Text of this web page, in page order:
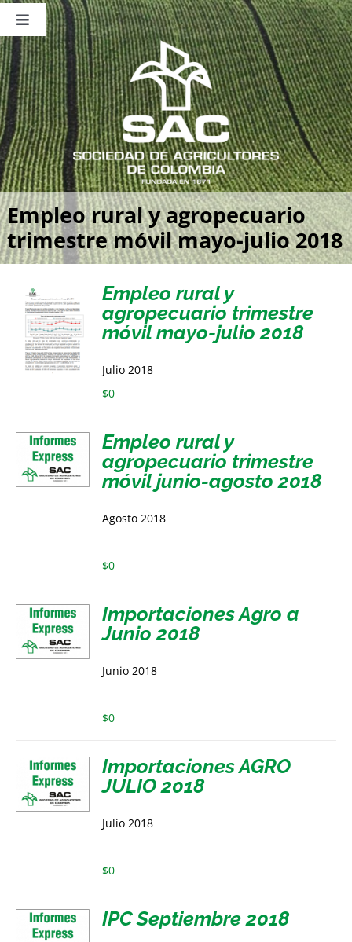
Saltar
contenido
Toggle
Navigation
Nosotros
Publicaciones
Sala de Prensa
Eventos
Empleo rural y agropecuario
trimestre móvil mayo-julio 2018
Empleo rural y
agropecuario trimestre
móvil mayo-julio 2018
Julio 2018
$0
Empleo rural y
agropecuario trimestre
móvil junio-agosto 2018
Agosto 2018
$0
Importaciones Agro a
Junio 2018
Junio 2018
$0
Importaciones AGRO
JULIO 2018
Julio 2018
$0
IPC Septiembre 2018